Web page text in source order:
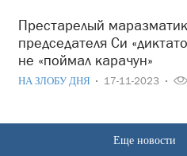
Престарелый маразматик Джо Байден назвал
председателя Си
не «поймал карачун»
НА ЗЛОБУ ДНЯ 17-11-2023
Еще новости